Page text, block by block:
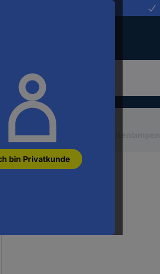
bin Privatkunde
Außenbeleuchtung, Außenlampen